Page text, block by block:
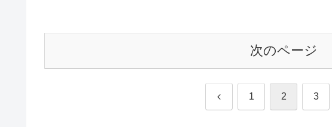
次のページ
前 1 2 3